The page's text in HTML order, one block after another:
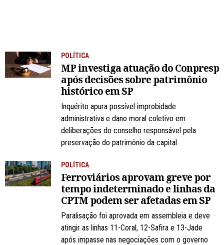
POLÍTICA
MP investiga atuação do Conpresp
após decisões sobre patrimônio
histórico em SP
Inquérito apura possível improbidade
administrativa e dano moral coletivo em
deliberações do conselho responsável pela
preservação do patrimônio da capital
POLÍTICA
Ferroviários aprovam greve por
tempo indeterminado e linhas da
CPTM podem ser afetadas em SP
Paralisação foi aprovada em assembleia e deve
atingir as linhas 11-Coral, 12-Safira e 13-Jade
após impasse nas negociações com o governo